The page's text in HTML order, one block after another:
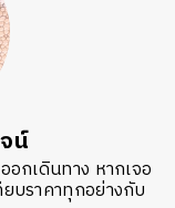
น์
กเดินทาง หากเจอ
ยบราคาทุกอย่างกับ